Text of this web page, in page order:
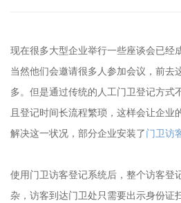
现在很多大型企业举行一些座谈会已经
当然他们会邀请很多人参加会议，前去
多。但是通过传统的人工门卫登记方式
且登记时间长流程繁琐，这样会让企业
解决这一状况，部分企业安装了门卫访
使用门卫访客登记系统后，整个访客登
杂，访客到达门卫处只需要出示身份证